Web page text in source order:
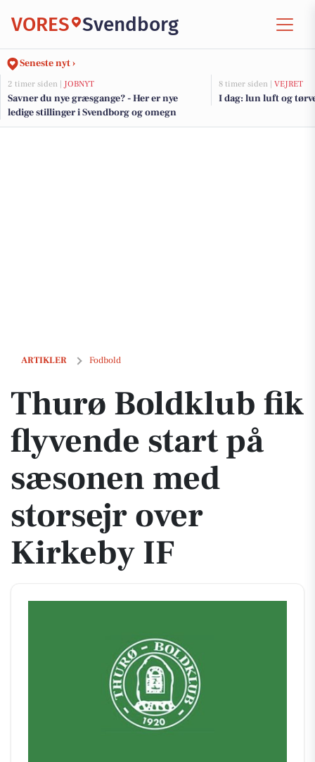
VORES Svendborg
Seneste nyt ›
2 timer siden | JOBNYT
Savner du nye græsgange? - Her er nye
ledige stillinger i Svendborg og omegn
8 timer siden | VEJRET
I dag: lun luft og
ARTIKLER Fodbold
Thurø Boldklub fik flyvende start på sæsonen med storsejr over
Thurø Boldklub fik
flyvende start på
sæsonen med
storsejr over
Kirkeby IF